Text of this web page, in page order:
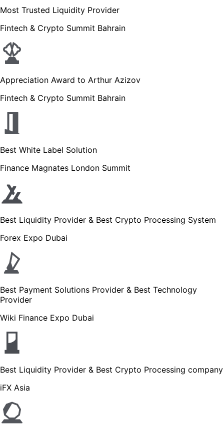
Most Trusted Liquidity Provider
Fintech & Crypto Summit Bahrain
Appreciation Award to Arthur Azizov
Fintech & Crypto Summit Bahrain
Best White Label Solution
Finance Magnates London Summit
Best Liquidity Provider & Best Crypto Processing System
Forex Expo Dubai
Best Payment Solutions Provider & Best Technology
Provider
Wiki Finance Expo Dubai
Best Liquidity Provider & Best Crypto Processing company
iFX Asia